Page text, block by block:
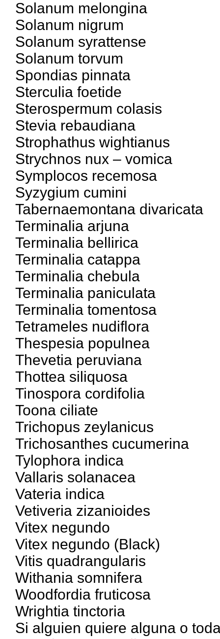
Solanum melongina
Solanum nigrum
Solanum syrattense
Solanum torvum
Spondias pinnata
Sterculia foetide
Sterospermum colasis
Stevia rebaudiana
Strophathus wightianus
Strychnos nux – vomica
Symplocos recemosa
Syzygium cumini
Tabernaemontana divaricata
Terminalia arjuna
Terminalia bellirica
Terminalia catappa
Terminalia chebula
Terminalia paniculata
Terminalia tomentosa
Tetrameles nudiflora
Thespesia populnea
Thevetia peruviana
Thottea siliquosa
Tinospora cordifolia
Toona ciliate
Trichopus zeylanicus
Trichosanthes cucumerina
Tylophora indica
Vallaris solanacea
Vateria indica
Vetiveria zizanioides
Vitex negundo
Vitex negundo (Black)
Vitis quadrangularis
Withania somnifera
Woodfordia fruticosa
Wrightia tinctoria
Si alguien quiere alguna o